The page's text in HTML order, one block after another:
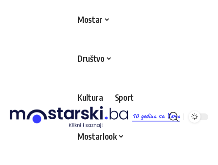
10 godina sa Vama
Mostar
Društvo
Kultura Sport
Mostarlook